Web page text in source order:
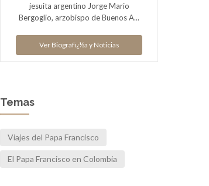
jesuita argentino Jorge Mario
Bergoglio, arzobispo de Buenos A...
Ver Biografï¿½a y Noticias
Temas
Viajes del Papa Francisco
El Papa Francisco en Colombia